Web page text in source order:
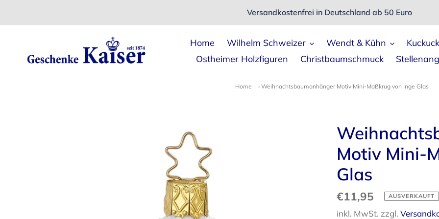
Versandkostenfrei in Deutschland ab 50 Euro
Home Wilhelm Schweizer Wendt & Kühn
Ostheimer Holzfiguren
Christbaumschmuck
Home › Weihnachtsbaumanhänger Motiv Mini-Maßkrug von Inge Glas
Motiv Mini-
Glas
Normaler
Preis
€11,95 AUSVERKAUFT
inkl. MwSt. zzgl.